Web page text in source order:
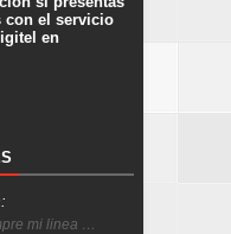
con el servicio
en
mi linea …